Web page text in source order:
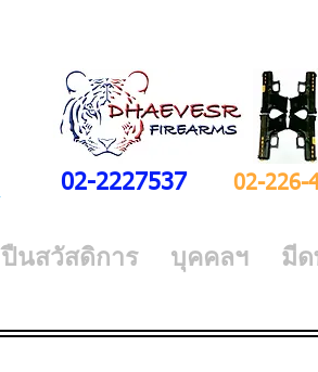
02-226-
02-2227537
ปืนสวัสดิการ บุคคลฯ มี